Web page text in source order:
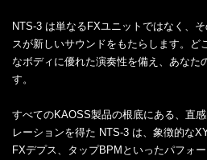
NTS-3 は単なるFXユニットではなく、
スが新しいサウンドをもたらします。ど
なボディに優れた演奏性を備え、あなた
す。
すべてのKAOSS製品の根底にある、直
レーションを得た NTS-3 は、象徴的な
FXデプス、タップBPMといったパフォ